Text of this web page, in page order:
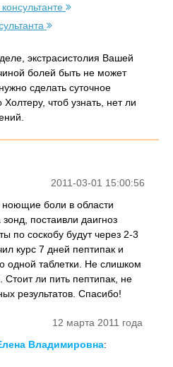
экстрасистолия Вашей
болей быть не может
сделать суточное
чтоб узнать, нет ли
2011-03-01 15:00:56
боли в области
постаивли даигноз
по соскобу будут через 2-3
курс 7 дней пептипак и
одной таблетки. Не слишком
Стоит ли пить пептипак, не
результатов. Спасибо!
12 марта 2011 года
Владимировна: